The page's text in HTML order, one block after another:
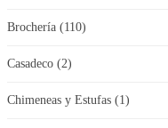
Brochería (110)
Casadeco (2)
Chimeneas y Estufas (1)